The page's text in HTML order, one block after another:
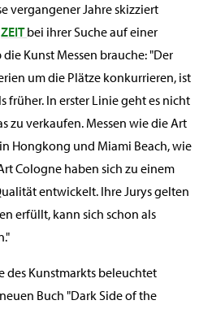
vergangener Jahre skizziert
ZEITbei ihrer Suche auf einer
Kunst Messen brauche: "Der
um die Plätze konkurrieren, ist
früher. In erster Linie geht es nicht
zu verkaufen. Messen wie die Art
Hongkong und Miami Beach, wie
Cologne haben sich zu einem
entwickelt. Ihre Jurys gelten
erfüllt, kann sich schon als
des Kunstmarkts beleuchtet
Buch "Dark Side of the